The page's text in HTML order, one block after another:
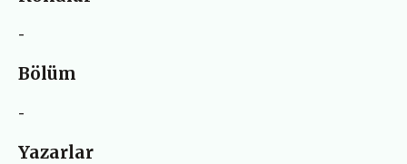
-
Bölüm
-
Yazarlar